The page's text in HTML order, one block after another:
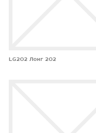
LG202 Лонг 202